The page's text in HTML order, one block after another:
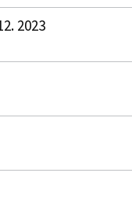
2023